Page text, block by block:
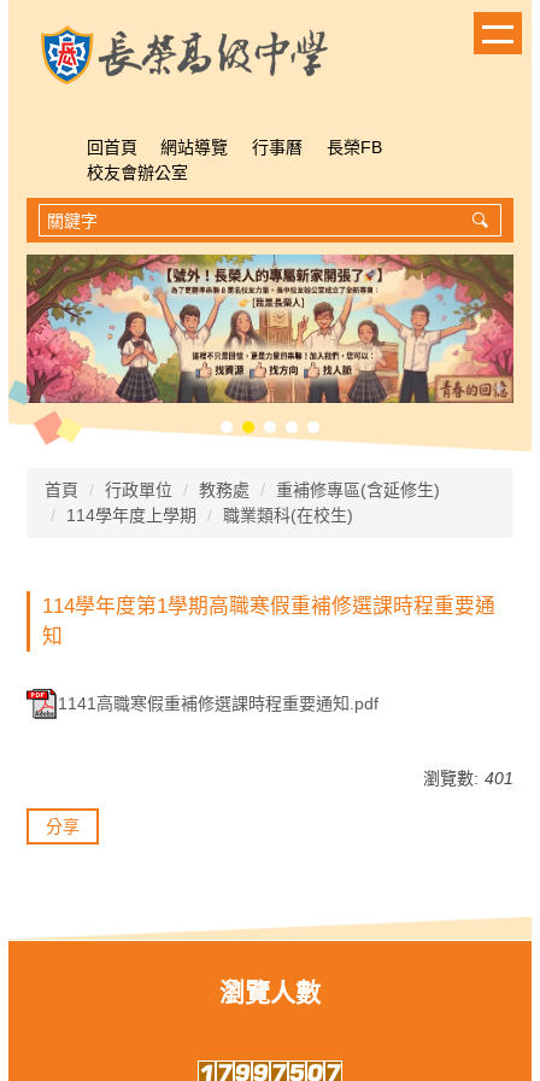
回首頁 網站導覽 行事曆
長榮FB
校友會辦公室
首頁 行政單位 教務處
重補修專區(含延修生)
114學年度上學期
職業類科(在校生)
114學年度第1學期高職寒假重補修選課時程重要通
知
1141高職寒假重補修選課時程重要通知.pdf
瀏覽數: 401
分享
瀏覽人數